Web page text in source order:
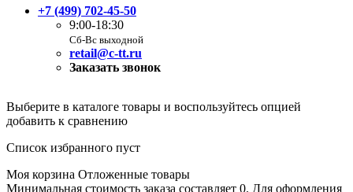
+7 (499) 702-45-50
9:00-18:30
Сб-Вс выходной
retail@c-tt.ru
Заказать звонок
Выберите в каталоге товары и воспользуйтесь опцией
добавить к сравнению
Список избранного пуст
Моя корзина Отложенные товары
Минимальная стоимость заказа составляет 0. Для оформления